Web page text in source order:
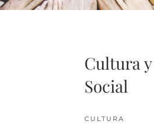
Cultura
Social
CULTURA